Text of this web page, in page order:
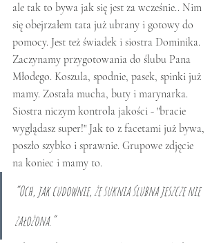
ale tak to bywa jak się jest za wcześnie.. Nim
się obejrzałem tata już ubrany i gotowy do
pomocy. Jest też świadek i siostra Dominika.
Zaczynamy przygotowania do ślubu Pana
Młodego. Koszula, spodnie, pasek, spinki już
mamy. Została mucha, buty i marynarka.
Siostra niczym kontrola jakości - "bracie
wyglądasz super!" Jak to z facetami już bywa,
poszło szybko i sprawnie. Grupowe zdjęcie
na koniec i mamy to.
“Och, jak cudownie, że suknia ślubna jeszcze nie
założona.”